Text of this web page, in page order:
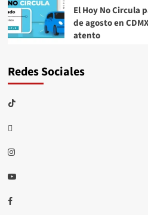
El Hoy No Circula
de agosto en
atento
Redes Sociales
TikTok
threads
Instagram
Youtube
Facebook